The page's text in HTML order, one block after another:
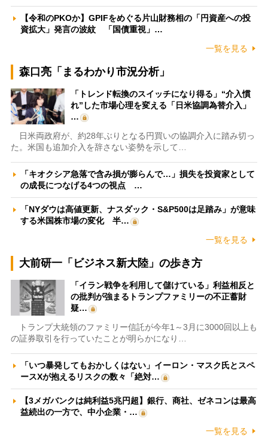
【令和のPKOか】GPIFをめぐる片山財務相の「円資産への投
資拡大」発言の波紋 「国債重視」…
一覧を見る
森口亮「まるわかり市況分析」
「トレンド転換のスイッチになり得る」“介入慣
れ”した市場心理を変える「日米協調為替介入」
…
日米両政府が、約28年ぶりとなる円買いの協調介入に踏み切っ
た。米国も追加介入を辞さない姿勢を示して…
「キオクシア急落で含み損が膨らんで…」損失を投資家として
の成長につなげる4つの視点 …
「NYダウは高値更新、ナスダック・S&P500は足踏み」が意味
する米国株市場の変化 半…
一覧を見る
大前研一「ビジネス新大陸」の歩き方
「イラン戦争を利用して儲けている」利益相反と
の批判が強まるトランプファミリーの不正蓄財
疑…
トランプ大統領のファミリー信託が今年1～3月に3000回以上も
の証券取引を行っていたことが明らかになり…
「いつ暴発してもおかしくはない」イーロン・マスク氏とスペ
ースXが抱えるリスクの数々「絶対…
【3メガバンクは純利益5兆円超】銀行、商社、ゼネコンは最高
益続出の一方で、中小企業・…
一覧を見る